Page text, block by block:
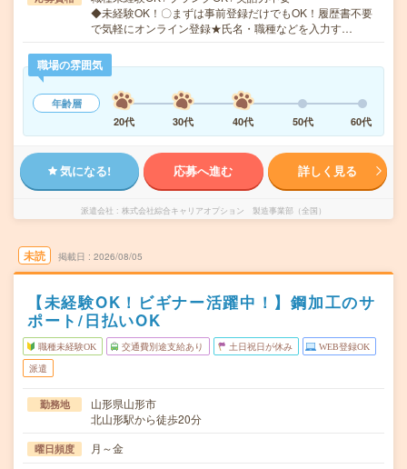
◆未経験OK！〇まずは事前登録だけでもOK！履歴書不要
で気軽にオンライン登録★氏名・職種などを入力す…
職場の雰囲気
年齢層
20代
30代 40代 50代 60代
気になる! 応募へ進む 詳しく見る
派遣会社 株式会社綜合キャリアオプション 製造事業部（全国）
未読 掲載日 2026/08/05
【未経験OK！ビギナー活躍中！】鋼加工のサ
ポート/日払いOK
職種未経験OK 交通費別途支給あり 土日祝日が休み WEB登録OK
派遣
勤務地
山形県山形市
北山形駅から徒歩20分
曜日頻度 月～金